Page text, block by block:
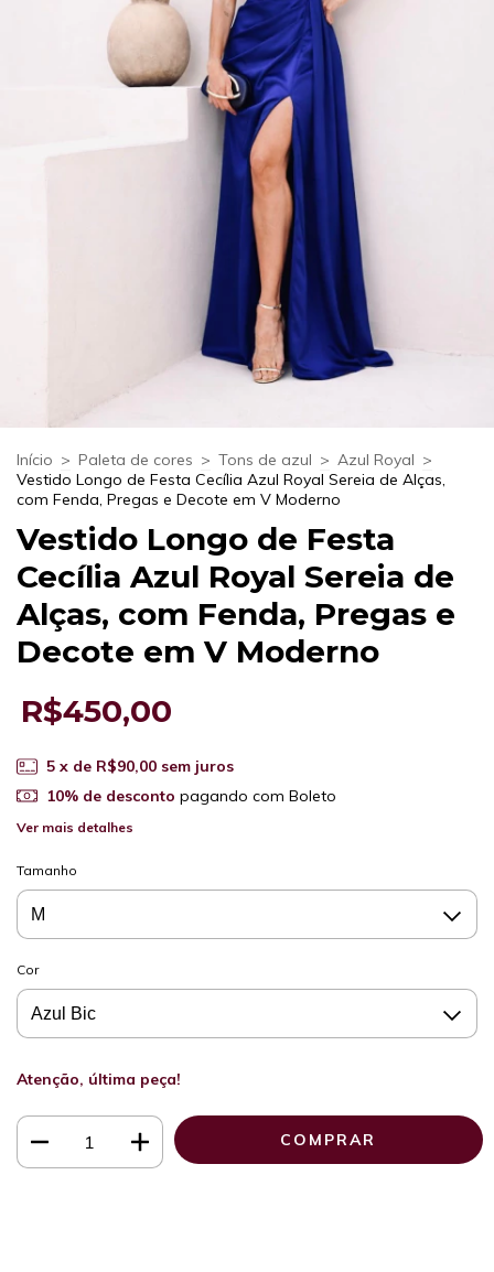
Início > Paleta de cores > Tons de azul > Azul Royal >
Vestido Longo de Festa Cecília Azul Royal Sereia de Alças,
com Fenda, Pregas e Decote em V Moderno
Vestido Longo de Festa
Cecília Azul Royal Sereia de
Alças, com Fenda, Pregas e
Decote em V Moderno
R$450,00
5 x de R$90,00 sem juros
10% de desconto pagando com Boleto
Ver mais detalhes
Tamanho
Cor
Atenção, última peça!